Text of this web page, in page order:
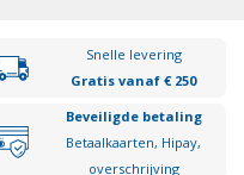
Snelle levering
Gratis vanaf € 250
Beveiligde betaling
Betaalkaarten, Hipay,
overschrijving